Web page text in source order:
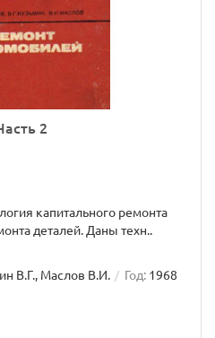
2
капитального ремонта
деталей. Даны техн..
В.Г., Маслов В.И. Год: 1968